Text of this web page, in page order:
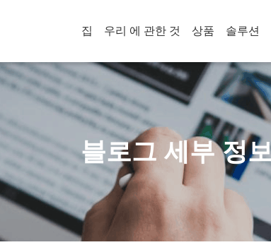
집 우리 에 관한 것 상품 솔루션
블로그 세부 정